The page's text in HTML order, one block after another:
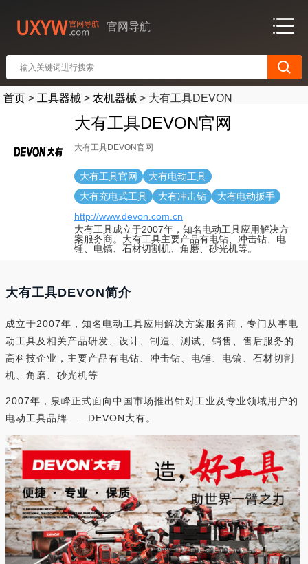
官网导航
首页 > 工具器械 > 农机器械 > 大有工具DEVON
大有工具DEVON官网
大有工具DEVON官网
大有工具官网
大有电动工具
大有充电式工具
大有冲击钻
大有电动扳手
http://www.devon.com.cn
大有工具成立于2007年，知名电动工具应用解决方
案服务商。大有工具主要产品有电钻、冲击钻、电
锤、电镐、石材切割机、角磨、砂光机等。
大有工具DEVON简介
成立于2007年，知名电动工具应用解决方案服务商，专门从事电
动工具及相关产品研发、设计、制造、测试、销售、售后服务的
高科技企业，主要产品有电钻、冲击钻、电锤、电镐、石材切割
机、角磨、砂光机等
2007年，泉峰正式面向中国市场推出针对工业及专业领域用户的
电动工具品牌——DEVON大有。